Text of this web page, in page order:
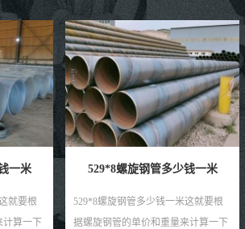
少钱一米
米这就要根
量来计算一下
630*8螺旋钢管一米多少钱
630螺旋钢管一米多少钱这就要根据
螺旋钢管的单价和重量来计算一下了